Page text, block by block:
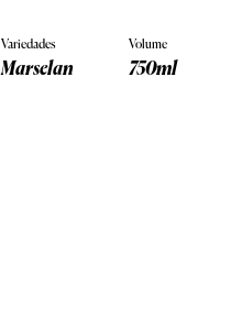
Variedades
Marselan
Volume
750ml